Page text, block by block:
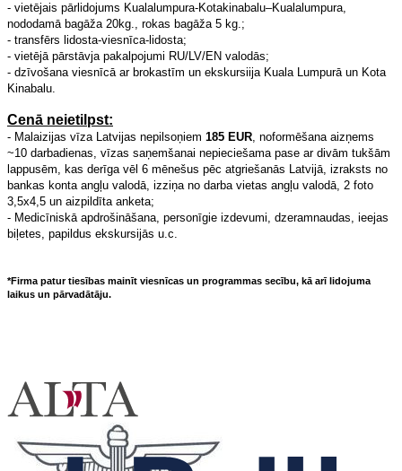
- vietējais pārlidojums Kualalumpura-Kotakinabalu–Kualalumpura,
nododamā bagāža 20kg., rokas bagāža 5 kg.;
- transfērs lidosta-viesnīca-lidosta;
- vietējā pārstāvja pakalpojumi RU/LV/EN valodās;
- dzīvošana viesnīcā ar brokastīm un ekskursiija Kuala Lumpurā un Kota
Kinabalu.
Cenā neietilpst:
- Malaizijas vīza Latvijas nepilsoņiem 185 EUR, noformēšana aizņems
~10 darbadienas, vīzas saņemšanai nepieciešama pase ar divām tukšām
lappusēm, kas derīga vēl 6 mēnešus pēc atgriešanās Latvijā, izraksts no
bankas konta angļu valodā, izziņa no darba vietas angļu valodā, 2 foto
3,5x4,5 un aizpildīta anketa;
- Medicīniskā apdrošināšana, personīgie izdevumi, dzeramnaudas, ieejas
biļetes, papildus ekskursijās u.c.
*Firma patur tiesības mainīt viesnīcas un programmas secību, kā arī lidojuma
laikus un pārvadātāju.